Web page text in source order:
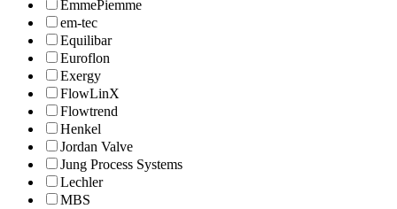
EmmePiemme
em-tec
Equilibar
Euroflon
Exergy
FlowLinX
Flowtrend
Henkel
Jordan Valve
Jung Process Systems
Lechler
MBS